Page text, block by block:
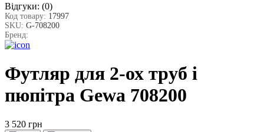
Відгуки: (0)
Код товару: 17997
SKU: G-708200
Бренд:
Футляр для 2-ох труб і
пюпітра Gewa 708200
3 520 грн